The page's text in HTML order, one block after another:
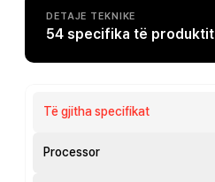
DETAJE TEKNIKE
54 specifika të produktit
Të gjitha specifikat
Processor